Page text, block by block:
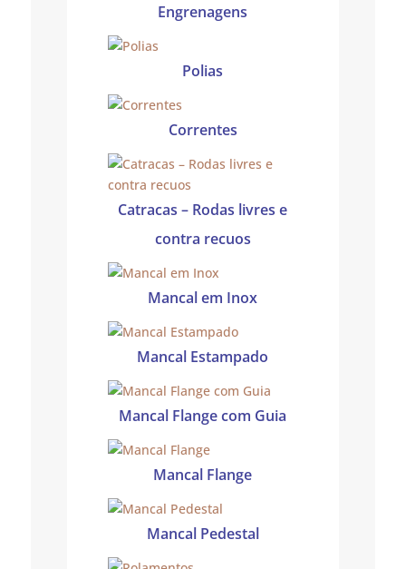
Engrenagens
Polias
Correntes
Catracas – Rodas livres e
contra recuos
Mancal em Inox
Mancal Estampado
Mancal Flange com Guia
Mancal Flange
Mancal Pedestal